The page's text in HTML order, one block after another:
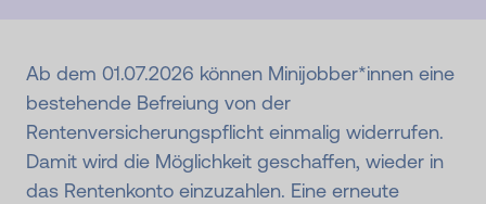
Ab dem 01.07.2026 können Minijobber*innen eine
bestehende Befreiung von der
Rentenversicherungspflicht einmalig widerrufen.
Damit wird die Möglichkeit geschaffen, wieder in
das Rentenkonto einzuzahlen. Eine erneute